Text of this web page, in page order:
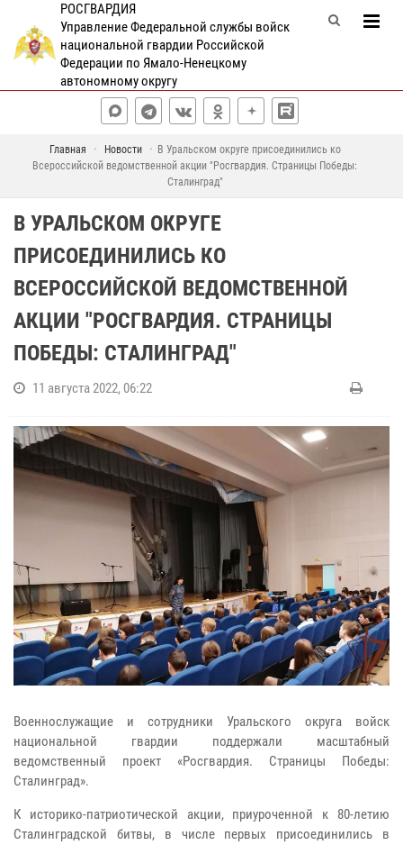
РОСГВАРДИЯ
Управление Федеральной службы войск
национальной гвардии Российской
Федерации по Ямало-Ненецкому
автономному округу
Главная Новости
В Уральском округе присоединились ко
Всероссийской ведомственной акции "Росгвардия. Страницы Победы:
Сталинград"
В УРАЛЬСКОМ ОКРУГЕ
ПРИСОЕДИНИЛИСЬ КО
ВСЕРОССИЙСКОЙ ВЕДОМСТВЕННОЙ
АКЦИИ "РОСГВАРДИЯ. СТРАНИЦЫ
ПОБЕДЫ: СТАЛИНГРАД"
11 августа 2022, 06:22
Военнослужащие и сотрудники Уральского округа войск
национальной гвардии поддержали масштабный
ведомственный проект «Росгвардия. Страницы Победы:
Сталинград».
К историко-патриотической акции, приуроченной к 80-летию
Сталинградской битвы, в числе первых присоединились в